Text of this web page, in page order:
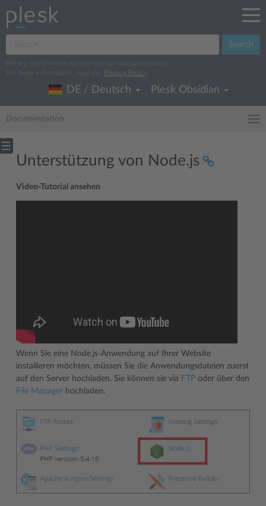
Search
We log search terms to improve our documentation.
For more information, read our
Privacy Policy
DE / Deutsch Plesk Obsidian
Documentation
Unterstützung von Node.js
Video-Tutorial ansehen
Wenn Sie eine Node.js-Anwendung auf Ihrer Website
installieren möchten, müssen Sie die Anwendungsdateien zuerst
auf den Server hochladen. Sie können sie via FTP oder über den
File Manager hochladen.